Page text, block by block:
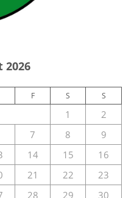
2026
F S S
1
2
7 8
9
14 15
16
21 22
23
28 29 30